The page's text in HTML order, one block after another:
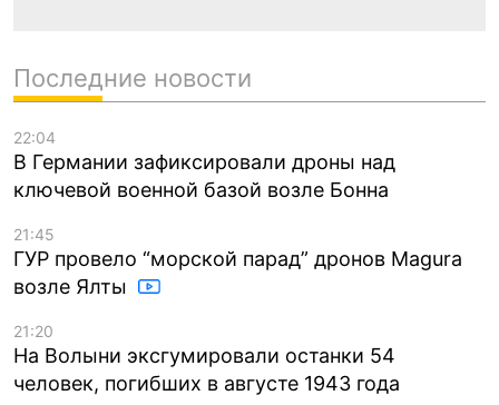
Последние новости
22:04
В Германии зафиксировали дроны над
ключевой военной базой возле Бонна
21:45
ГУР провело “морской парад” дронов Magura
возле Ялты
21:20
На Волыни эксгумировали останки 54
человек, погибших в августе 1943 года